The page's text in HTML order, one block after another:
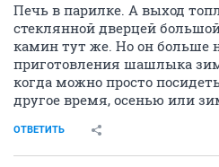
Печь в парилке. А выход
стеклянной дверцей
камин тут же. Но он больше
приготовления шашлыка
когда можно просто
другое время, осенью или
ОТВЕТИТЬ